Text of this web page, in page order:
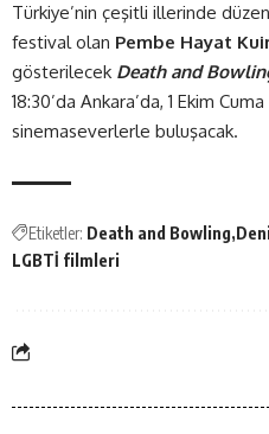
Türkiye’nin çeşitli illerinde
festival olan Pembe Hayat
gösterilecek Death and
18:30’da Ankara’da, 1 Ekim
sinemaseverlerle buluşacak.
Etiketler: Death and Bowling
LGBTİ filmleri